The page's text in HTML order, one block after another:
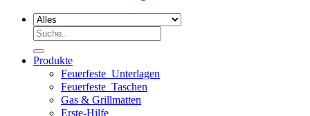
Suchen
Produkte
Feuerfeste_Unterlagen
Feuerfeste_Taschen
Gas & Grillmatten
Erste-Hilfe